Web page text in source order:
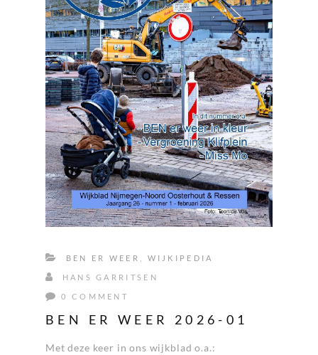
BEN ER WEER WIJKIPEDIA
HANS GARRITSEN
0 COMMENT
BEN ER WEER 2026-01
Met deze keer in ons wijkblad o.a.: